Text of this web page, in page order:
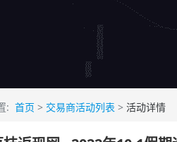
: 首页 > 交易商活动列表 > 活动详情